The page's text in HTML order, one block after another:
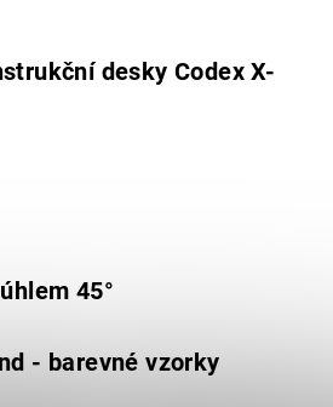
desky Codex X-
45°
- barevné vzorky